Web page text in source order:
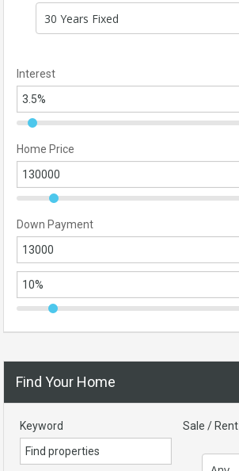
Interest
Home Price
Down Payment
Find Your Home
Keyword Sale / Rent